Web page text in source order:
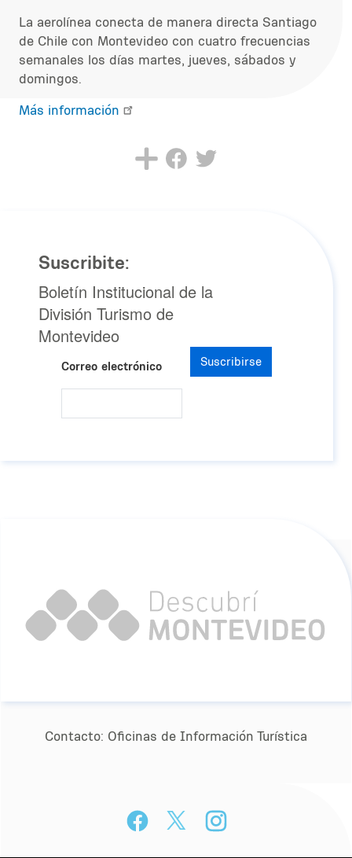
La aerolínea conecta de manera directa Santiago
de Chile con Montevideo con cuatro frecuencias
semanales los días martes, jueves, sábados y
domingos.
Más información
Suscribite:
Boletín Institucional de la
División Turismo de
Montevideo
Correo electrónico Suscribirse
Contacto: Oﬁcinas de Información Turística